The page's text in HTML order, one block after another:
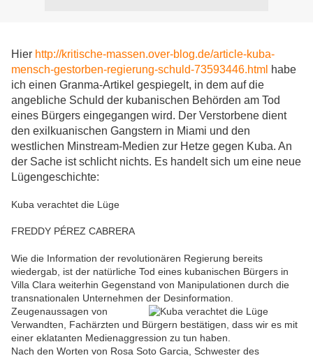
Hier http://kritische-massen.over-blog.de/article-kuba-
mensch-gestorben-regierung-schuld-73593446.html habe
ich einen Granma-Artikel gespiegelt, in dem auf die
angebliche Schuld der kubanischen Behörden am Tod
eines Bürgers eingegangen wird. Der Verstorbene dient
den exilkuanischen Gangstern in Miami und den
westlichen Minstream-Medien zur Hetze gegen Kuba. An
der Sache ist schlicht nichts. Es handelt sich um eine neue
Lügengeschichte:
Kuba verachtet die Lüge
FREDDY PÉREZ CABRERA
Wie die Information der revolutionären Regierung bereits
wiedergab, ist der natürliche Tod eines kubanischen Bürgers in
Villa Clara weiterhin Gegenstand von Manipulationen durch die
transnationalen Unternehmen der Desinformation.
Zeugenaussagen von
Verwandten, Fachärzten und Bürgern bestätigen, dass wir es mit
einer eklatanten Medienaggression zu tun haben.
Nach den Worten von Rosa Soto Garcia, Schwester des